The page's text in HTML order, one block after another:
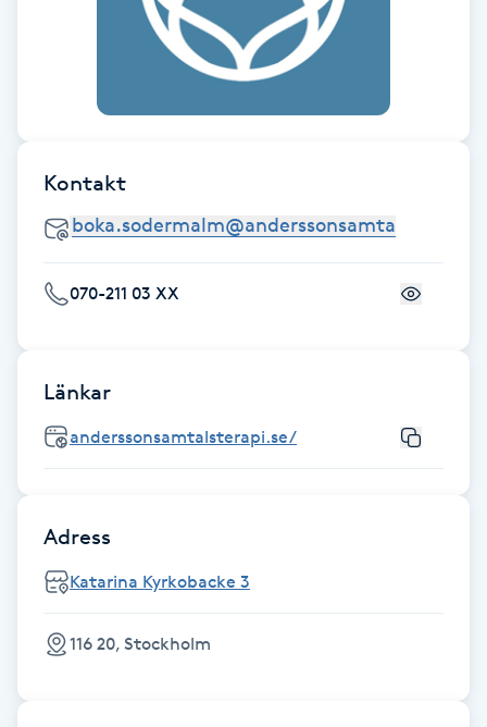
Fransförlängning
Fransförlängning Megavolym
Fransförlängning Volym
Fransk manikyr
Fransrengöring
Friskvård
Friskvårdsmassage
Frisör
Kontakt
070-211 03 XX
Länkar
anderssonsamtalsterapi.se/
Adress
Katarina Kyrkobacke 3
116 20, Stockholm